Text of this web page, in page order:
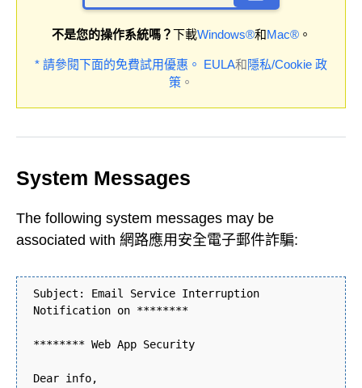
不是您的操作系統嗎？下載Windows®和Mac®。
* 請參閱下面的免費試用優惠。 EULA和隱私/Cookie 政
策 。
System Messages
The following system messages may be
associated with 網路應用安全電子郵件詐騙:
Subject: Email Service Interruption
Notification on ********
******** Web App Security
Dear info,